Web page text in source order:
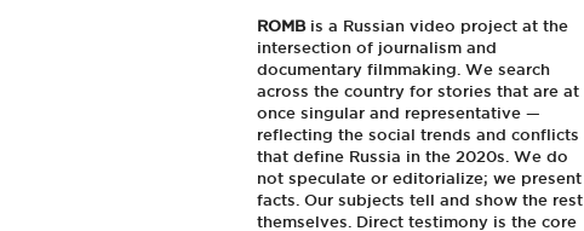
ROMBis a Russian video project at the
intersection of journalism and
documentary filmmaking. We search
across the country for stories that are at
once singular and representative —
reflecting the social trends and conflicts
that define Russia in the 2020s. We do
not speculate or editorialize; we present
facts. Our subjects tell and show the rest
themselves. Direct testimony is the core